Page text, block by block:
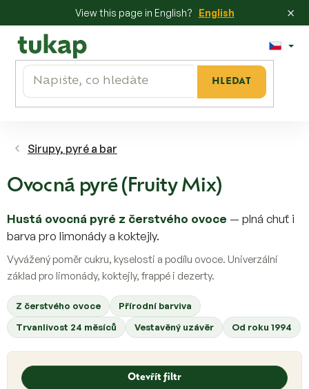
View this page in English? English ×
obsah
HLEDAT
Sirupy, pyré a bar
Ovocná pyré (Fruity Mix)
Hustá ovocná pyré z čerstvého ovoce — plná chuť i
barva pro limonády a koktejly.
Vyvážený poměr cukru, kyselosti a podílu ovoce. Univerzální
základ pro limonády, koktejly, frappé i dezerty.
Z čerstvého ovoce
Přírodní barviva
Trvanlivost 24 měsíců
Vestavěný uzávěr Od roku 1994
Otevřít filtr
V